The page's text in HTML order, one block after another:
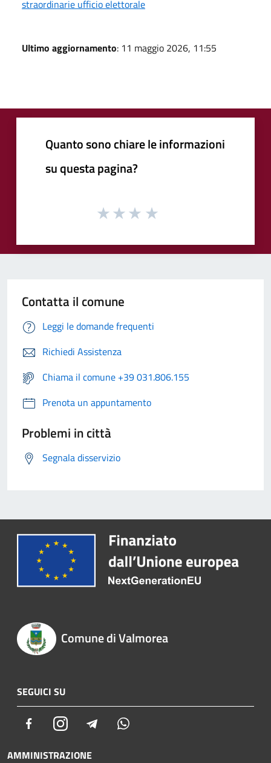
straordinarie ufficio elettorale
Ultimo aggiornamento: 11 maggio 2026, 11:55
Quanto sono chiare le informazioni
su questa pagina?
Contatta il comune
Leggi le domande frequenti
Richiedi Assistenza
Chiama il comune +39 031.806.155
Prenota un appuntamento
Problemi in città
Segnala disservizio
Comune di Valmorea
SEGUICI SU
FacebookInstagram Telegram
AMMINISTRAZIONE